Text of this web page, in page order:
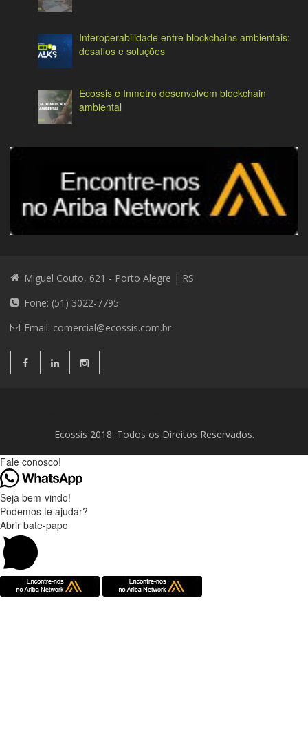
Interoperabilidade entre blockchains ambientais:
desafios e soluções
Ecossis e Inmetro desenvolvem blockchain
ambiental
Miguel Couto, 621 - Porto Alegre | RS
Fone: (51) 3022-7795
Email: comercial@ecossis.com.br
Ecossis 2018. Todos os Direitos Reservados.
Fale conosco!
Seja bem-vindo!
Podemos te ajudar?
Abrir bate-papo